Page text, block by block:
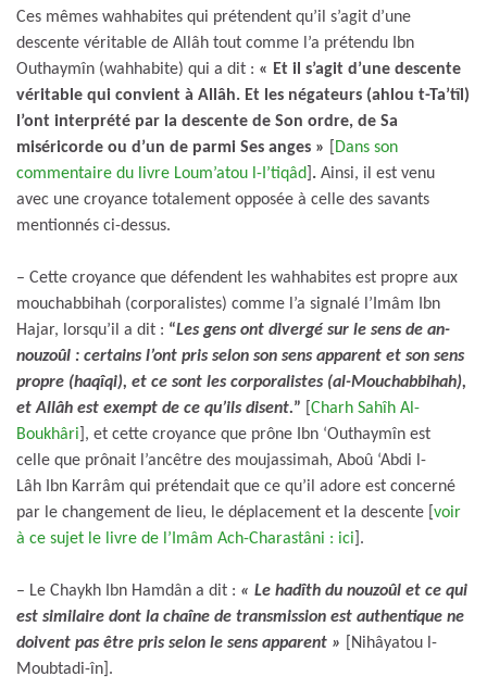
Ces mêmes wahhabites qui prétendent qu’il s’agit d’une
descente véritable de Allâh tout comme l’a prétendu Ibn
Outhaymîn (wahhabite) qui a dit : « Et il s’agit d’une descente
véritable qui convient à Allâh. Et les négateurs (ahlou t-Ta’tîl)
l’ont interprété par la descente de Son ordre, de Sa
miséricorde ou d’un de parmi Ses anges »
Dans son
commentaire du livre Loum’atou l-I’tiqâd . Ainsi, il est venu
avec une croyance totalement opposée à celle des savants
mentionnés ci-dessus.
– Cette croyance que défendent les wahhabites est propre aux
mouchabbihah (corporalistes) comme l’a signalé l’Imâm Ibn
Hajar, lorsqu’il a dit : “Les gens ont divergé sur le sens de an-
nouzoûl : certains l’ont pris selon son sens apparent et son sens
propre (haqîqi), et ce sont les corporalistes (al-Mouchabbihah),
et Allâh est exempt de ce qu’ils disent.”
Charh Sahîh Al-
Boukhâri ], et cette croyance que prône Ibn ‘Outhaymîn est
celle que prônait l’ancêtre des moujassimah, Aboû ‘Abdi l-
Lâh Ibn Karrâm qui prétendait que ce qu’il adore est concerné
par le changement de lieu, le déplacement et la descente [ voir
à ce sujet le livre de l’Imâm Ach-Charastâni : ici ].
– Le Chaykh Ibn Hamdân a dit : « Le hadîth du nouzoûl et ce qui
est similaire dont la chaîne de transmission est authentique ne
doivent pas être pris selon le sens apparent »
[Nihâyatou l-
Moubtadi-în].